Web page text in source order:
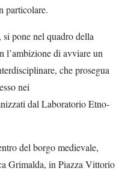
particolare.
pone nel quadro della
l’ambizione di avviare un
che prosegua
nei
dal Laboratorio Etno-
del borgo medievale,
Grimalda, in Piazza Vittorio